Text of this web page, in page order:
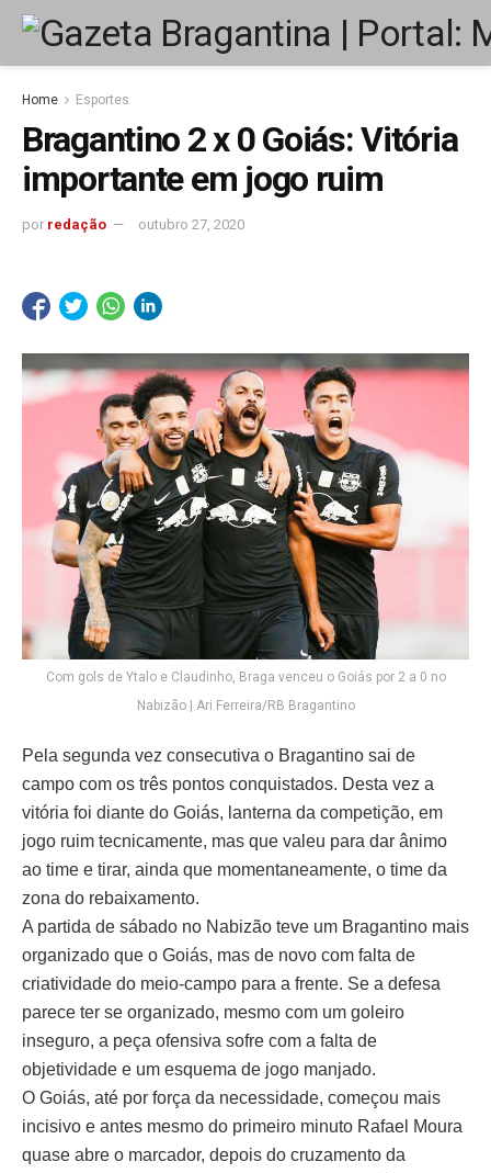
Home Esportes
Bragantino 2 x 0 Goiás: Vitória
importante em jogo ruim
por redação outubro 27, 2020
Com gols de Ytalo e Claudinho, Braga venceu o Goiás por 2 a 0 no
Nabizão | Ari Ferreira/RB Bragantino
Pela segunda vez consecutiva o Bragantino sai de
campo com os três pontos conquistados. Desta vez a
vitória foi diante do Goiás, lanterna da competição, em
jogo ruim tecnicamente, mas que valeu para dar ânimo
ao time e tirar, ainda que momentaneamente, o time da
zona do rebaixamento.
A partida de sábado no Nabizão teve um Bragantino mais
organizado que o Goiás, mas de novo com falta de
criatividade do meio-campo para a frente. Se a defesa
parece ter se organizado, mesmo com um goleiro
inseguro, a peça ofensiva sofre com a falta de
objetividade e um esquema de jogo manjado.
O Goiás, até por força da necessidade, começou mais
incisivo e antes mesmo do primeiro minuto Rafael Moura
quase abre o marcador, depois do cruzamento da